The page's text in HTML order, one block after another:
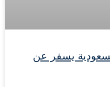
يسفر عن